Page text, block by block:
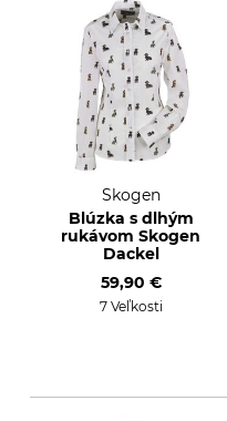
Skogen
Blúzka s dlhým
rukávom Skogen
Dackel
59,90 €
7 Veľkosti